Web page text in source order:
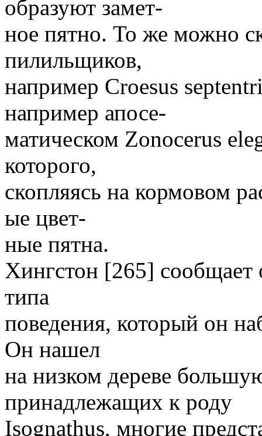
образуют замет-
ное пятно. То же можно
пилильщиков,
например Croesus
например апосе-
матическом Zonocerus
которого,
скопляясь на кормовом
ые цвет-
ные пятна.
Хингстон [265] сообщает
типа
поведения, который он
Он нашел
на низком дереве
принадлежащих к роду
Isognathus, многие